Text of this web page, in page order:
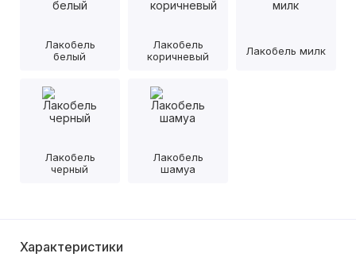
Лакобель
белый
Лакобель
коричневый
Лакобель милк
Лакобель
черный
Лакобель
шамуа
Характеристики